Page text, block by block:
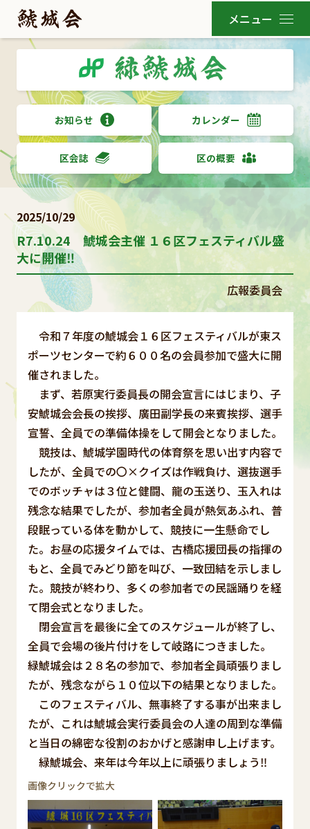
お知らせ カレンダー
区会誌 区の概要
2025/10/29
R7.10.24 鯱城会主催 １６区フェスティバル盛
大に開催‼
広報委員会
令和７年度の鯱城会１６区フェスティバルが東ス
ポーツセンターで約６００名の会員参加で盛大に開
催されました。
まず、若原実行委員長の開会宣言にはじまり、子
安鯱城会会長の挨拶、廣田副学長の来賓挨拶、選手
宣誓、全員での準備体操をして開会となりました。
競技は、鯱城学園時代の体育祭を思い出す内容で
したが、全員での〇×クイズは作戦負け、選抜選手
でのボッチャは３位と健闘、龍の玉送り、玉入れは
残念な結果でしたが、参加者全員が熱気あふれ、普
段眠っている体を動かして、競技に一生懸命でし
た。お昼の応援タイムでは、古橋応援団長の指揮の
もと、全員でみどり節を叫び、一致団結を示しまし
た。競技が終わり、多くの参加者での民謡踊りを経
て閉会式となりました。
閉会宣言を最後に全てのスケジュールが終了し、
全員で会場の後片付けをして岐路につきました。
緑鯱城会は２８名の参加で、参加者全員頑張りまし
たが、残念ながら１０位以下の結果となりました。
このフェスティバル、無事終了する事が出来まし
たが、これは鯱城会実行委員会の人達の周到な準備
と当日の綿密な役割のおかげと感謝申し上げます。
緑鯱城会、来年は今年以上に頑張りましょう‼
画像クリックで拡大